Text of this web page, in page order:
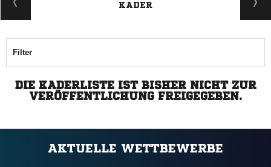
KADER
Filter
DIE KADERLISTE IST BISHER NICHT ZUR
VERÖFFENTLICHUNG FREIGEGEBEN.
AKTUELLE WETTBEWERBE